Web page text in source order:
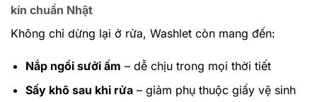
kín chuẩn Nhật
Không chỉ dừng lại ở rửa, Washlet còn mang đến:
Nắp ngồi sưởi ấm – dễ chịu trong mọi thời tiết
Sấy khô sau khi rửa– giảm phụ thuộc giấy vệ sinh